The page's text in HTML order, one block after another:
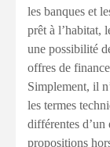
les banques et
prêt à l’habitat,
une possibilité
offres de
Simplement, il
les termes
différentes d’un
propositions